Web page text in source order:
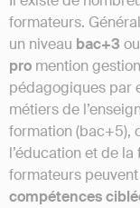
formateurs.
un niveau bac+3 ou
pro mention
pédagogiques par
métiers de
formation (bac+5),
l’éducation et de
formateurs
compétences